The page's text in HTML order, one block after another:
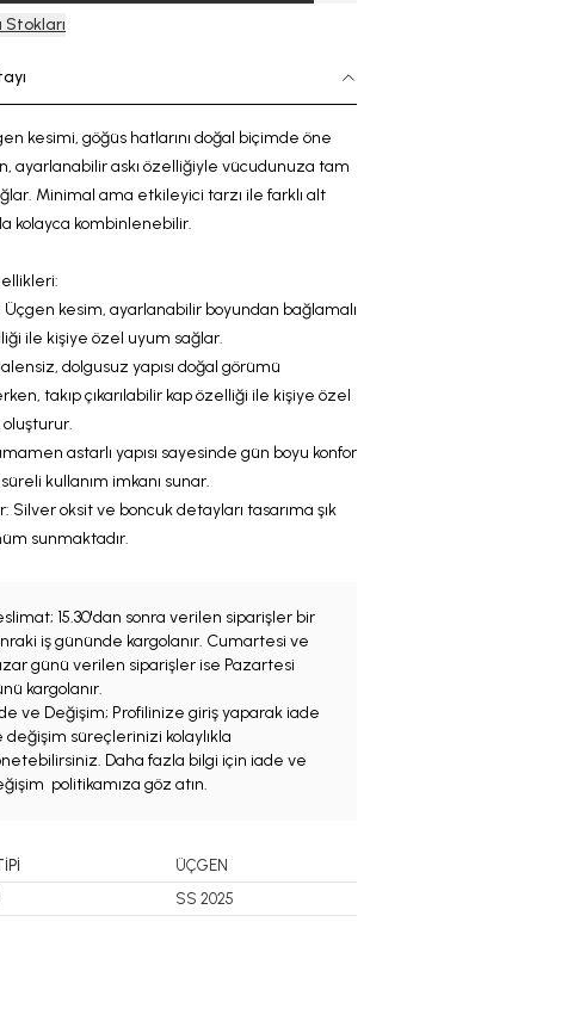
kesimi, göğüs hatlarını doğal biçimde öne
ayarlanabiliraskı özelliğiyle vücudunuza tam
Minimal ama etkileyici tarzı ile farklı alt
kolayca kombinlenebilir.
Üçgen kesim, ayarlanabilir boyundan bağlamalı
ile kişiye özel uyum sağlar.
dolgusuz yapısı doğal görümü
takıp çıkarılabilir kap özelliği ile kişiye özel
oluşturur.
astarlı yapısı sayesinde gün boyu konfor
kullanım imkanı sunar.
Silveroksitve boncukdetayları tasarıma şık
sunmaktadır.
15.30'dan sonra verilen siparişler bir
iş gününde kargolanır. Cumartesi ve
günü verilen siparişler ise Pazartesi
kargolanır.
ve Değişim; Profilinize giriş yaparak iade
değişim süreçlerinizi kolaylıkla
Daha fazla bilgi için iade ve
politikamıza göz atın.
ÜÇGEN
SS 2025